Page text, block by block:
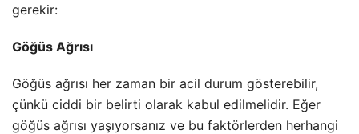
gerekir:
Göğüs Ağrısı
Göğüs ağrısı her zaman bir acil durum gösterebilir,
çünkü ciddi bir belirti olarak kabul edilmelidir. Eğer
göğüs ağrısı yaşıyorsanız ve bu faktörlerden herhangi